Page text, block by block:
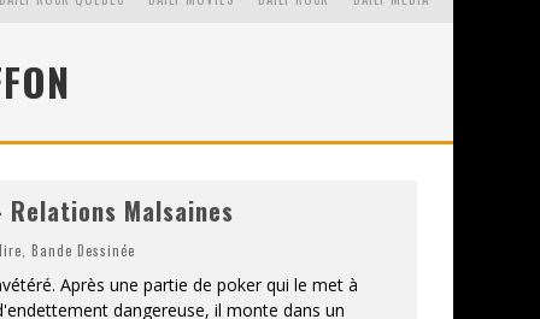
Relations Malsaines
,Bande Dessinée
Après une partie de poker qui le met à
dangereuse, il monte dans un